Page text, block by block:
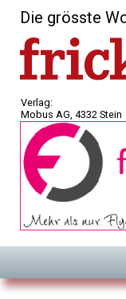
Die grösste
Verlag:
Mobus AG, 4332 Stein